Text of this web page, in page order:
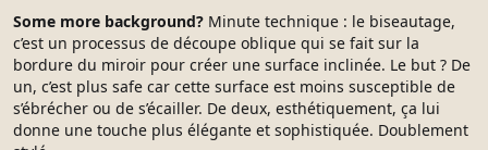
Some more background? Minute technique : le biseautage,
c’est un processus de découpe oblique qui se fait sur la
bordure du miroir pour créer une surface inclinée. Le but ? De
un, c’est plus safe car cette surface est moins susceptible de
s’ébrécher ou de s’écailler. De deux, esthétiquement, ça lui
donne une touche plus élégante et sophistiquée. Doublement